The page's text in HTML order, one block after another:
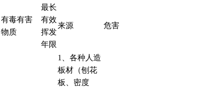
有毒有害
物质
最长
有效
挥发
年限
来源 危害
1、各种人造
板材（刨花
板、密度